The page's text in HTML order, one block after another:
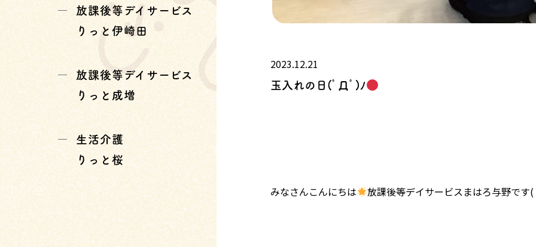
2023.12.21
玉入れの日(ﾟДﾟ)ﾉ
みなさんこんにちは 放課後等デイサービスまはろ与野です
放課後等デイサービス
りっと伊崎田
放課後等デイサービス
りっと成増
生活介護
りっと桜